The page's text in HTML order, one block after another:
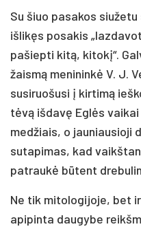
Su šiuo pasakos
išlikęs posakis
pašiepti kitą, kitokį“.
žaismą menininkė V. J.
susiruošusi į kirtimą
tėvą išdavę Eglės
medžiais, o jauniausioji
sutapimas, kad
patraukė būtent
Ne tik mitologijoje, bet
apipinta daugybe